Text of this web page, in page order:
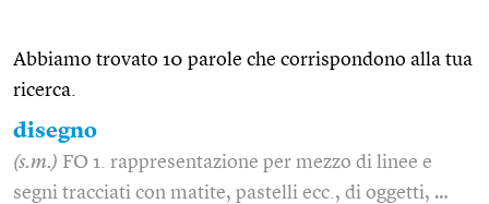
Abbiamo trovato 10 parole che corrispondono alla tua
ricerca.
disegno
(s.m.) FO 1. rappresentazione per mezzo di linee e
segni tracciati con matite, pastelli ecc., di oggetti, …